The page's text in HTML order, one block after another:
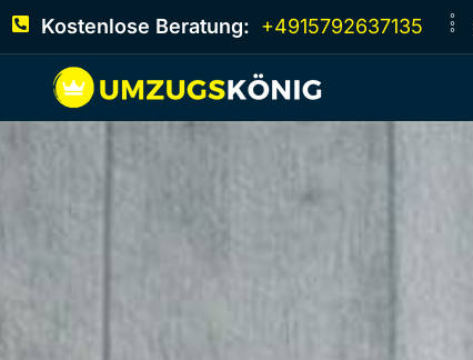
Kostenlose Beratung: +4915792637135